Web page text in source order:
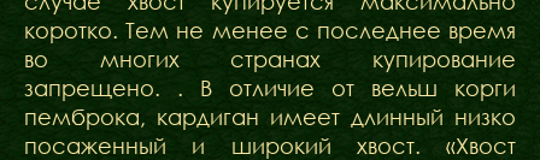
коротко. Тем не менее с последнее время
во многих странах купирование
запрещено. . В отличие от вельш корги
пемброка, кардиган имеет длинный низко
посаженный и широкий хвост. «Хвост